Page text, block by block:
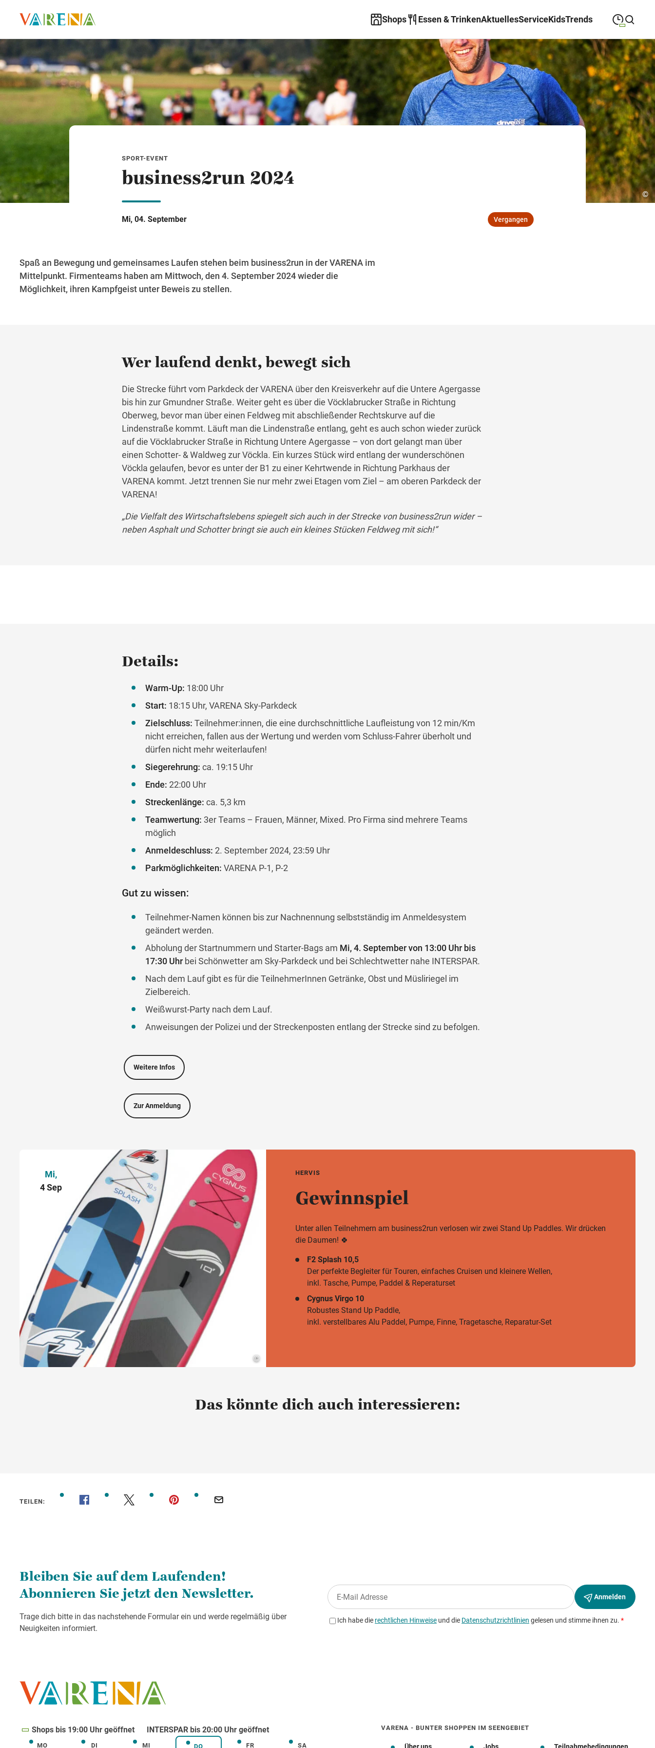
Shops Essen & TrinkenAktuellesServiceKidsTrends
Suche schließenMontag
MONTAG 09:00—19:00
Dienstag
DIENSTAG 09:00—19:00
Mittwoch
MITTWOCH 09:00—19:00
09:00—19:00
09:00—19:00
09:00 —18:00
©
SPORT-EVENT
business2run 2024
Mi, 04. September Vergangen
Spaß an Bewegung und gemeinsames Laufen stehen beim business2run in der VARENA im
Mittelpunkt. Firmenteams haben am Mittwoch, den 4. September 2024 wieder die
Möglichkeit, ihren Kampfgeist unter Beweis zu stellen.
Wer laufend denkt, bewegt sich
Die Strecke führt vom Parkdeck der VARENA über den Kreisverkehr auf die Untere Agergasse
bis hin zur Gmundner Straße. Weiter geht es über die Vöcklabrucker Straße in Richtung
Oberweg, bevor man über einen Feldweg mit abschließender Rechtskurve auf die
Lindenstraße kommt. Läuft man die Lindenstraße entlang, geht es auch schon wieder zurück
auf die Vöcklabrucker Straße in Richtung Untere Agergasse – von dort gelangt man über
einen Schotter- & Waldweg zur Vöckla. Ein kurzes Stück wird entlang der wunderschönen
Vöckla gelaufen, bevor es unter der B1 zu einer Kehrtwende in Richtung Parkhaus der
VARENA kommt. Jetzt trennen Sie nur mehr zwei Etagen vom Ziel – am oberen Parkdeck der
VARENA!
„Die Vielfalt des Wirtschaftslebens spiegelt sich auch in der Strecke von business2run wider –
neben Asphalt und Schotter bringt sie auch ein kleines Stücken Feldweg mit sich!“
Details:
Warm-Up: 18:00 Uhr
Start: 18:15 Uhr, VARENA Sky-Parkdeck
Zielschluss: Teilnehmer:innen, die eine durchschnittliche Laufleistung von 12 min/Km
nicht erreichen, fallen aus der Wertung und werden vom Schluss-Fahrer überholt und
dürfen nicht mehr weiterlaufen!
Siegerehrung: ca. 19:15 Uhr
Ende: 22:00 Uhr
Streckenlänge: ca. 5,3 km
Teamwertung: 3er Teams – Frauen, Männer, Mixed. Pro Firma sind mehrere Teams
möglich
Anmeldeschluss: 2. September 2024, 23:59 Uhr
Parkmöglichkeiten: VARENA P-1, P-2
Gut zu wissen:
Teilnehmer-Namen können bis zur Nachnennung selbstständig im Anmeldesystem
geändert werden.
Abholung der Startnummern und Starter-Bags am Mi, 4. September von 13:00 Uhr bis
17:30 Uhrbei Schönwetter am Sky-Parkdeck und bei Schlechtwetter nahe INTERSPAR.
Nach dem Lauf gibt es für die TeilnehmerInnen Getränke, Obst und Müsliriegel im
Zielbereich.
Weißwurst-Party nach dem Lauf.
Anweisungen der Polizei und der Streckenposten entlang der Strecke sind zu befolgen.
Weitere Infos
Zur Anmeldung
©
Mi,
4 Sep
HERVIS
Gewinnspiel
Unter allen Teilnehmern am business2run verlosen wir zwei Stand Up Paddles. Wir drücken
die Daumen! 🍀
F2 Splash 10,5
Der perfekte Begleiter für Touren, einfaches Cruisen und kleinere Wellen,
inkl. Tasche, Pumpe, Paddel & Reperaturset
Cygnus Virgo 10
Robustes Stand Up Paddle,
inkl. verstellbares Alu Paddel, Pumpe, Finne, Tragetasche, Reparatur-Set
Das könnte dich auch interessieren:
TEILEN:
Shops bis 19:00 Uhr geöffnet INTERSPAR bis 20:00 Uhr geöffnet
MO DI MI DO FR SA
VARENA - BUNTER SHOPPEN IM SEENGEBIET